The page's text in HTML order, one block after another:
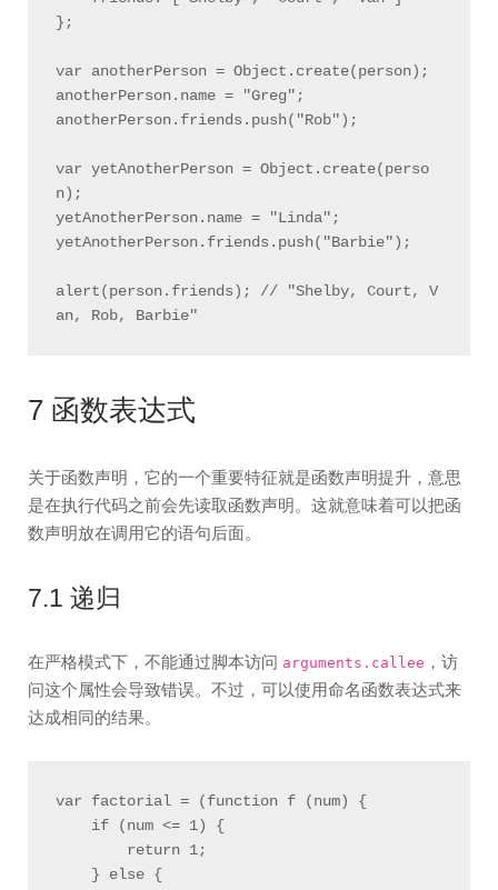
};
var anotherPerson = Object.create(person);
anotherPerson.name = "Greg";
anotherPerson.friends.push("Rob");
var yetAnotherPerson = Object.create(perso
n);
yetAnotherPerson.name = "Linda";
yetAnotherPerson.friends.push("Barbie");
alert(person.friends); // "Shelby, Court, V
7 函数表达式
关于函数声明，它的一个重要特征就是函数声明提升，意思
是在执行代码之前会先读取函数声明。这就意味着可以把函
数声明放在调用它的语句后面。
7.1 递归
在严格模式下，不能通过脚本访问 arguments.callee ，访
问这个属性会导致错误。不过，可以使用命名函数表达式来
达成相同的结果。
var factorial = (function f (num) {